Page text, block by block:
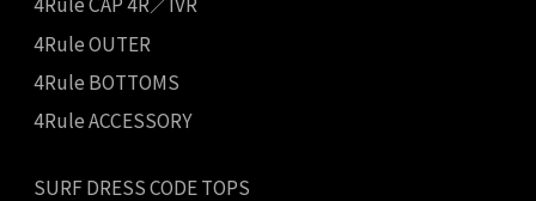
4Rule OUTER
4Rule BOTTOMS
4Rule ACCESSORY
SURF DRESS CODE TOPS